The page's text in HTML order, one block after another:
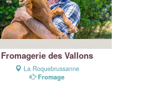
Fromagerie des Vallons
La Roquebrussanne
Fromage